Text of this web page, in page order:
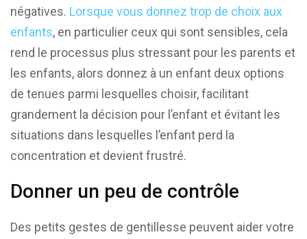
négatives. Lorsque vous donnez trop de choix aux
enfants, en particulier ceux qui sont sensibles, cela
rend le processus plus stressant pour les parents et
les enfants, alors donnez à un enfant deux options
de tenues parmi lesquelles choisir, facilitant
grandement la décision pour l’enfant et évitant les
situations dans lesquelles l’enfant perd la
concentration et devient frustré.
Donner un peu de contrôle
Des petits gestes de gentillesse peuvent aider votre